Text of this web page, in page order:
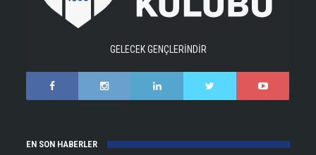
GELECEK GENÇLERİNDİR
EN SON HABERLER